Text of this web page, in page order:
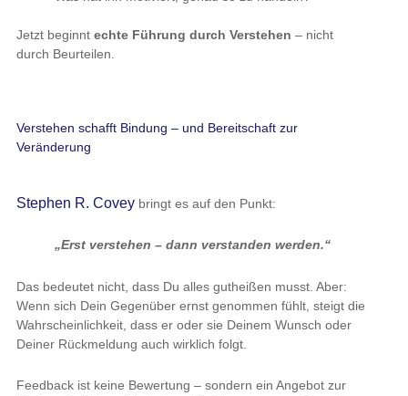
Jetzt beginnt echte Führung durch Verstehen – nicht
durch Beurteilen.
Verstehen schafft Bindung – und Bereitschaft zur
Veränderung
Stephen R. Coveybringt es auf den Punkt:
„Erst verstehen – dann verstanden werden.“
Das bedeutet nicht, dass Du alles gutheißen musst. Aber:
Wenn sich Dein Gegenüber ernst genommen fühlt, steigt die
Wahrscheinlichkeit, dass er oder sie Deinem Wunsch oder
Deiner Rückmeldung auch wirklich folgt.
Feedback ist keine Bewertung – sondern ein Angebot zur